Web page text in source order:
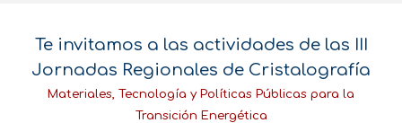
Te invitamos a las actividades de las III
Jornadas Regionales de Cristalografía
Materiales, Tecnología y Políticas Públicas para la
Transición Energética